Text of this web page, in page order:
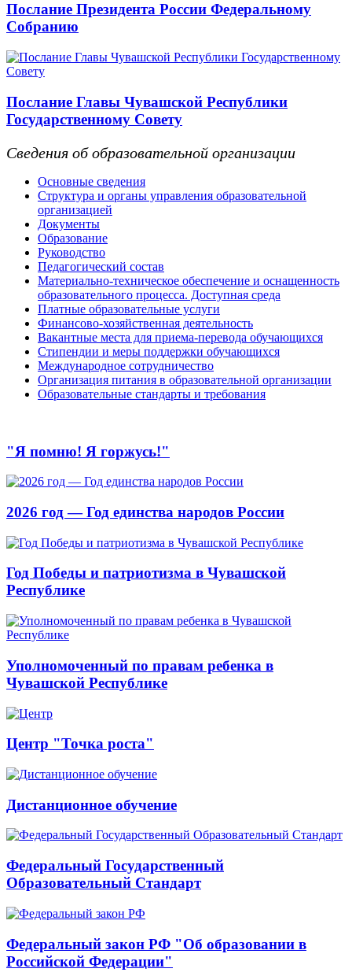
Послание Президента России Федеральному
Собранию
Послание Главы Чувашской Республики
Государственному Совету
Сведения об образовательной организации
Основные сведения
Структура и органы управления образовательной
организацией
Документы
Образование
Руководство
Педагогический состав
Материально-техническое обеспечение и оснащенность
образовательного процесса. Доступная среда
Платные образовательные услуги
Финансово-хозяйственная деятельность
Вакантные места для приема-перевода обучающихся
Стипендии и меры поддержки обучающихся
Международное сотрудничество
Организация питания в образовательной организации
Образовательные стандарты и требования
"Я помню! Я горжусь!"
2026 год — Год единства народов России
Год Победы и патриотизма в Чувашской
Республике
Уполномоченный по правам ребенка в
Чувашской Республике
Центр "Точка роста"
Дистанционное обучение
Федеральный Государственный
Образовательный Стандарт
Федеральный закон РФ "Об образовании в
Российской Федерации"